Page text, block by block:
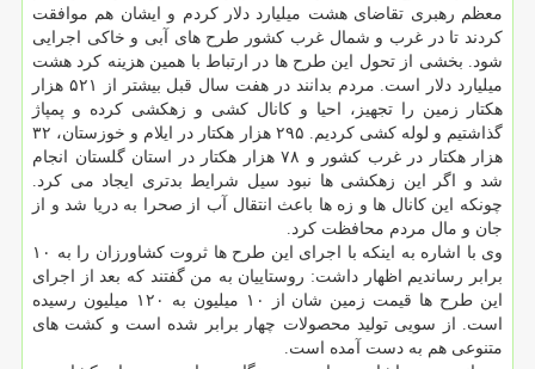
معظم رهبری تقاضای هشت میلیارد دلار کردم و ایشان هم موافقت
کردند تا در غرب و شمال غرب کشور طرح های آبی و خاکی اجرایی
شود. بخشی از تحول این طرح ها در ارتباط با همین هزینه کرد هشت
میلیارد دلار است. مردم بدانند در هفت سال قبل بیشتر از ۵۲۱ هزار
هکتار زمین را تجهیز، احیا و کانال کشی و زهکشی کرده و پمپاژ
گذاشتیم و لوله کشی کردیم. ۲۹۵ هزار هکتار در ایلام و خوزستان، ۳۲
هزار هکتار در غرب کشور و ۷۸ هزار هکتار در استان گلستان انجام
شد و اگر این زهکشی ها نبود سیل شرایط بدتری ایجاد می کرد.
چونکه این کانال ها و زه ها باعث انتقال آب از صحرا به دریا شد و از
جان و مال مردم محافظت کرد.
وی با اشاره به اینکه با اجرای این طرح ها ثروت کشاورزان را به ۱۰
برابر رساندیم اظهار داشت: روستاییان به من گفتند که بعد از اجرای
این طرح ها قیمت زمین شان از ۱۰ میلیون به ۱۲۰ میلیون رسیده
است. از سویی تولید محصولات چهار برابر شده است و کشت های
متنوعی هم به دست آمده است.